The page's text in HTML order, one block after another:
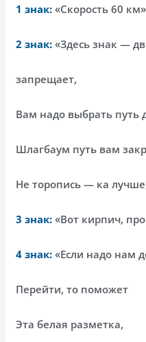
1 знак: «Скорость 60 км»
2 знак: «Здесь знак —
запрещает,
Вам надо выбрать путь
Шлагбаум путь вам
Не торопись — ка
3 знак: «Вот кирпич,
4 знак:«Если надо нам
Перейти, то поможет
Эта белая разметка,